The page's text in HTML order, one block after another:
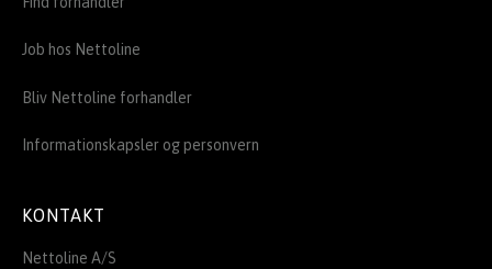
Job hos Nettoline
Bliv Nettoline forhandler
Informationskapsler og personvern
KONTAKT
Nettoline A/S